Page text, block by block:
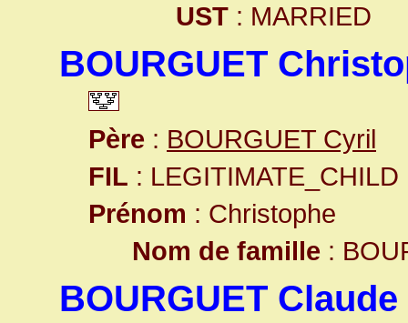
UST : MARRIED
BOURGUET
Père : BOURGUET Cyril
FIL : LEGITIMATE_CHILD
Prénom : Christophe
Nom de famille :
BOURGUET Claude